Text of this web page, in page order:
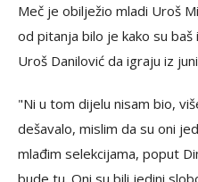
Meč je obilježio mladi Uroš
od pitanja bilo je kako su
Uroš Danilović da igraju iz
"Ni u tom dijelu nisam bio,
dešavalo, mislim da su oni
mlađim selekcijama, poput